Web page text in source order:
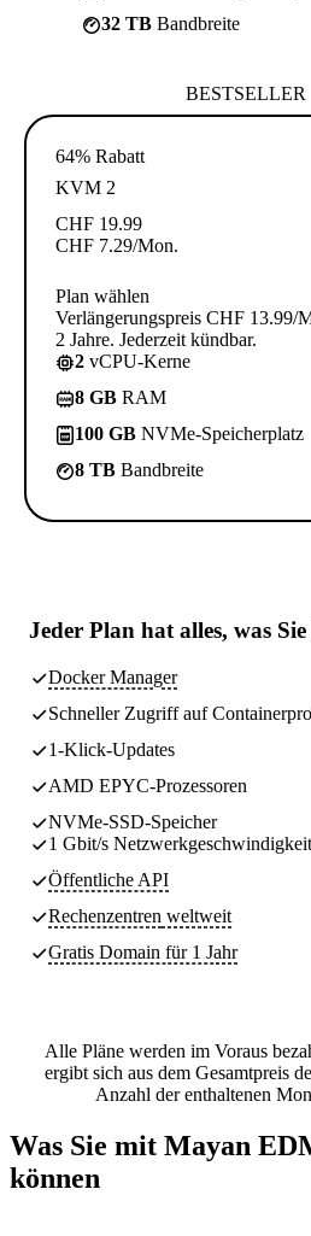
32 TB Bandbreite
BESTSELLER
64% Rabatt
KVM 2
CHF 19.99
CHF 7.29/Mon.
Plan wählen
Verlängerungspreis CHF 13.99/
2 Jahre. Jederzeit kündbar.
2 vCPU-Kerne
8 GB RAM
100 GB NVMe-Speicherplatz
8 TB Bandbreite
Jeder Plan hat alles, was
Docker Manager
Schneller Zugriff auf
1-Klick-Updates
AMD EPYC-Prozessoren
NVMe-SSD-Speicher
1 Gbit/s Netzwerkgeschwindigkeit
Öffentliche API
Rechenzentren weltweit
Gratis Domain für 1 Jahr
Alle Pläne werden im Voraus
ergibt sich aus dem Gesamtpreis
Anzahl der enthaltenen
Was Sie mit Mayan
können